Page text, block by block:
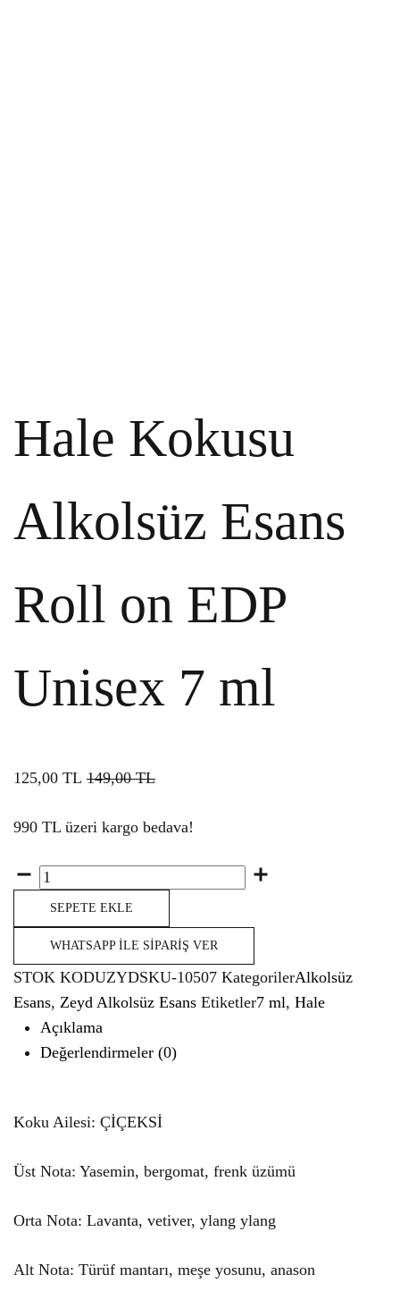
Hale Kokusu
Alkolsüz Esans
Roll on EDP
Unisex 7 ml
125,00 TL 149,00TL
990 TL üzeri kargo bedava!
Miktar
SEPETE EKLE
WHATSAPP İLE SIPARIŞ VER
STOK KODUZYDSKU-10507 KategorilerAlkolsüz
Esans, Zeyd Alkolsüz Esans Etiketler7 ml, Hale
Açıklama
Değerlendirmeler (0)
Koku Ailesi: ÇİÇEKSİ
Üst Nota: Yasemin, bergomat, frenk üzümü
Orta Nota: Lavanta, vetiver, ylang ylang
Alt Nota: Türüf mantarı, meşe yosunu, anason